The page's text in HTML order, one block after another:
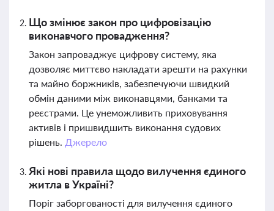
Що змінює закон про цифровізацію
виконавчого провадження?
Закон запроваджує цифрову систему, яка
дозволяє миттєво накладати арешти на рахунки
та майно боржників, забезпечуючи швидкий
обмін даними між виконавцями, банками та
реєстрами. Це унеможливить приховування
активів і пришвидшить виконання судових
рішень. Джерело
Які нові правила щодо вилучення єдиного
житла в Україні?
Поріг заборгованості для вилучення єдиного